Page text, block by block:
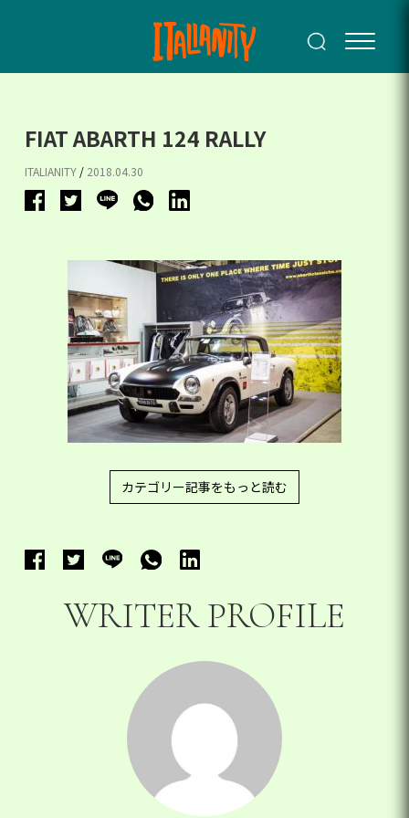
FIAT ABARTH 124 RALLY
ITALIANITY / 2018.04.30
カテゴリー記事をもっと読む
WRITER PROFILE